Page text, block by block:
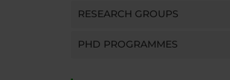
RESEARCH GROUPS
PHD PROGRAMMES